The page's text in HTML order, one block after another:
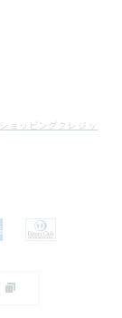
ショッピングクレジッ